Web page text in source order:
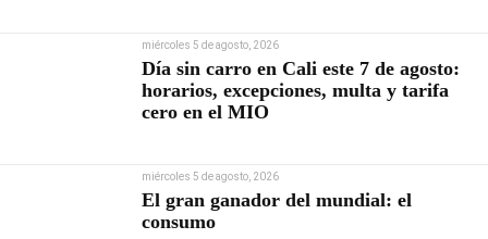
miércoles 5 de agosto, 2026
Día sin carro en Cali este 7 de agosto:
horarios, excepciones, multa y tarifa
cero en el MIO
miércoles 5 de agosto, 2026
El gran ganador del mundial: el
consumo